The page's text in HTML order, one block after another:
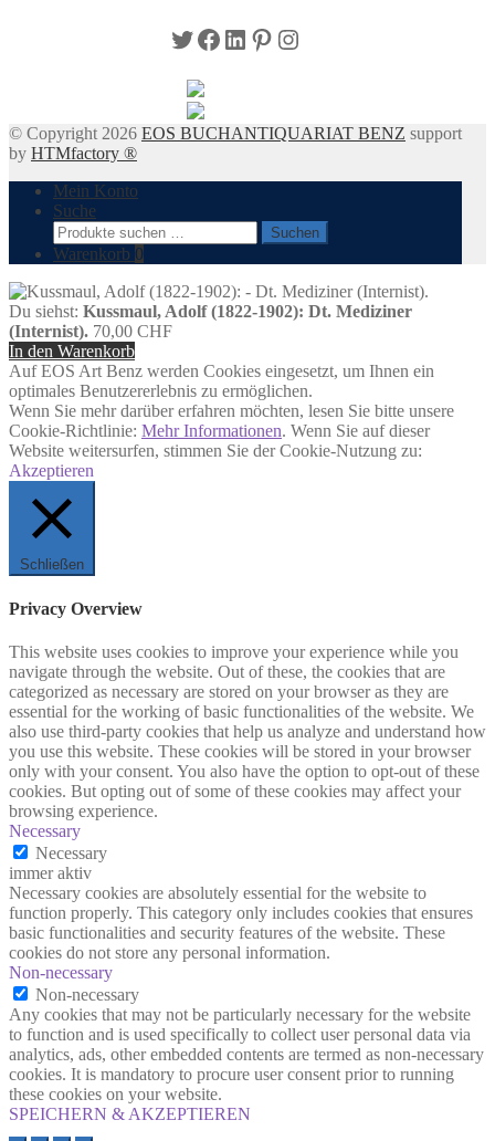
Twitter
Facebook
LinkedIn
Pinterest
Instagram
© Copyright 2026 EOS BUCHANTIQUARIAT BENZ support
by HTMfactory ®
Mein Konto
Suche
Suchen
nach:
Suchen
Warenkorb 0
Du siehst: Kussmaul, Adolf (1822-1902): Dt. Mediziner
(Internist). 70,00 CHF
In den Warenkorb
Auf EOS Art Benz werden Cookies eingesetzt, um Ihnen ein
optimales Benutzererlebnis zu ermöglichen.
Wenn Sie mehr darüber erfahren möchten, lesen Sie bitte unsere
Cookie-Richtlinie: Mehr Informationen. Wenn Sie auf dieser
Website weitersurfen, stimmen Sie der Cookie-Nutzung zu:
Akzeptieren
Schließen
Privacy Overview
This website uses cookies to improve your experience while you
navigate through the website. Out of these, the cookies that are
categorized as necessary are stored on your browser as they are
essential for the working of basic functionalities of the website. We
also use third-party cookies that help us analyze and understand how
you use this website. These cookies will be stored in your browser
only with your consent. You also have the option to opt-out of these
cookies. But opting out of some of these cookies may affect your
browsing experience.
Necessary
Necessary
immer aktiv
Necessary cookies are absolutely essential for the website to
function properly. This category only includes cookies that ensures
basic functionalities and security features of the website. These
cookies do not store any personal information.
Non-necessary
Non-necessary
Any cookies that may not be particularly necessary for the website
to function and is used specifically to collect user personal data via
analytics, ads, other embedded contents are termed as non-necessary
cookies. It is mandatory to procure user consent prior to running
these cookies on your website.
SPEICHERN & AKZEPTIEREN